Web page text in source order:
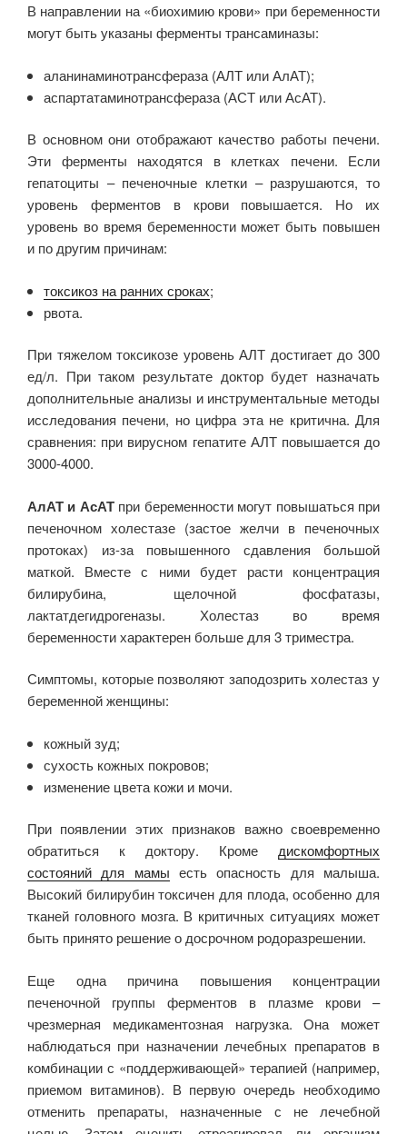
В направлении на «биохимию крови» при беременности
могут быть указаны ферменты трансаминазы:
аланинаминотрансфераза (АЛТ или АлАТ);
аспартатаминотрансфераза (АСТ или АсАТ).
В основном они отображают качество работы печени.
Эти ферменты находятся в клетках печени. Если
гепатоциты – печеночные клетки – разрушаются, то
уровень ферментов в крови повышается. Но их
уровень во время беременности может быть повышен
и по другим причинам:
токсикоз на ранних сроках;
рвота.
При тяжелом токсикозе уровень АЛТ достигает до 300
ед/л. При таком результате доктор будет назначать
дополнительные анализы и инструментальные методы
исследования печени, но цифра эта не критична. Для
сравнения: при вирусном гепатите АЛТ повышается до
3000-4000.
АлАТ и АсАТпри беременности могут повышаться при
печеночном холестазе (застое желчи в печеночных
протоках) из-за повышенного сдавления большой
маткой. Вместе с ними будет расти концентрация
билирубина, щелочной фосфатазы,
лактатдегидрогеназы. Холестаз во время
беременности характерен больше для 3 триместра.
Симптомы, которые позволяют заподозрить холестаз у
беременной женщины:
кожный зуд;
сухость кожных покровов;
изменение цвета кожи и мочи.
При появлении этих признаков важно своевременно
обратиться к доктору. Кроме дискомфортных
состояний для мамы есть опасность для малыша.
Высокий билирубин токсичен для плода, особенно для
тканей головного мозга. В критичных ситуациях может
быть принято решение о досрочном родоразрешении.
Еще одна причина повышения концентрации
печеночной группы ферментов в плазме крови –
чрезмерная медикаментозная нагрузка. Она может
наблюдаться при назначении лечебных препаратов в
комбинации с «поддерживающей» терапией (например,
приемом витаминов). В первую очередь необходимо
отменить препараты, назначенные с не лечебной